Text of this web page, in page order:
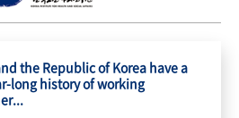
the Republic of Korea have a
long history of working